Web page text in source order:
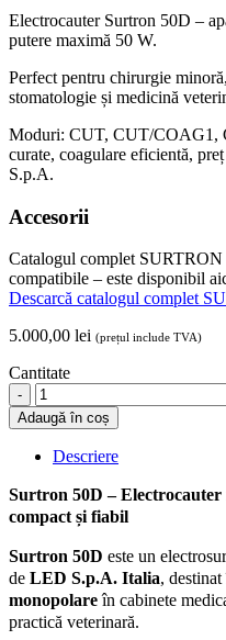
Electrocauter Surtron 50D –
putere maximă 50 W.
Perfect pentru chirurgie
stomatologie și medicină
Moduri: CUT, CUT/
curate, coagulare eficientă,
S.p.A.
Accesorii
Catalogul complet SURTRON
compatibile – este disponibil
Descarcă catalogul complet
5.000,00 lei (prețul include TVA)
Cantitate
Surtron
50D
–
Electrocauter
radiofrecvență
monopolar
50W
–
chirurgie
minoră
precisă
și
economică
Adaugă în coș
Descriere
Surtron 50D –
compact și fiabil
Surtron 50D este un
de LED S.p.A. Italia,
monopolareîn cabinete
practică veterinară.